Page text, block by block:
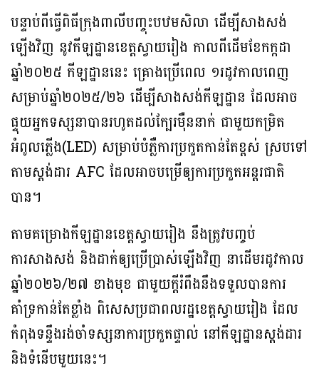
បន្ទាប់ពីធ្វើពិធីក្រុងពាលីបញ្ចុះបឋមសិលា ដើម្បីសាងសង់
ឡើងវិញ នូវកីឡដ្ឋានខេត្តស្វាយរៀង កាលពីដើមខែកក្កដា
ឆ្នាំ២០២៥ កីឡដ្ឋាននេះ គ្រោងប្រើពេល ១រដូវកាលពេញ
សម្រាប់ឆ្នាំ២០២៥/២៦ ដើម្បីសាងសង់កីឡដ្ឋាន ដែលអាច
ផ្ទុយអ្នកទស្សនាបានរហូតដល់ក្បែរម៉ឺននាក់ ជាមួយកម្រិត
អំពូលភ្លើង(LED) សម្រាប់បំភ្លឺការប្រកួតកាន់តែខ្ពស់ ស្របទៅ
តាមស្ដង់ដារ AFC ដែលអាចបម្រើឲ្យការប្រកួតអន្ដរជាតិ
បាន។
តាមគម្រោងកីឡដ្ឋានខេត្តស្វាយរៀង នឹងត្រូវបញ្ចប់
ការសាងសង់ និងដាក់ឲ្យប្រើប្រាស់ឡើងវិញ នាដើមរដូវកាល
ឆ្នាំ២០២៦/២៧ ខាងមុខ ជាមួយក្ដីរំពឹងនឹងទទួលបានការ
គាំទ្រកាន់តែខ្លាំង ពិសេសប្រជាពលរដ្ឋខេត្តស្វាយរៀង ដែល
កំពុងទន្ទឹងរង់ចាំទស្សនាការប្រកួតផ្ទាល់ នៅកីឡដ្ឋានស្ដង់ដារ
និងទំនើបមួយនេះ។